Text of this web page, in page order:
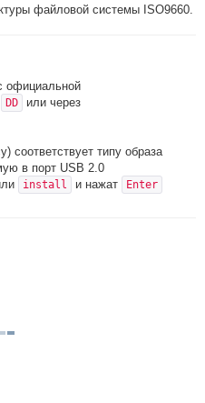
файловой системы ISO9660.
официальной
DD или через
соответствует типу образа
в порт USB 2.0
install и нажат Enter